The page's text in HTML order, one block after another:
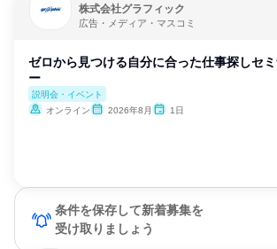
株式会社グラフィック
広告・メディア・マスコミ
ゼロから見つける自分に合った仕事探しセ
ー
説明会・イベント
オンライン
2026年8月 1日
条件を保存して新着募集を
受け取りましょう